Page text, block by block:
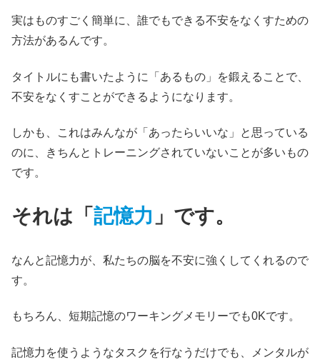
実はものすごく簡単に、誰でもできる不安をなくすための
方法があるんです。
タイトルにも書いたように「あるもの」を鍛えることで、
不安をなくすことができるようになります。
しかも、これはみんなが「あったらいいな」と思っている
のに、きちんとトレーニングされていないことが多いもの
です。
それは「 記憶力 」です。
なんと記憶力が、私たちの脳を不安に強くしてくれるので
す。
もちろん、短期記憶のワーキングメモリーでも0Kです。
記憶力を使うようなタスクを行なうだけでも、メンタルが